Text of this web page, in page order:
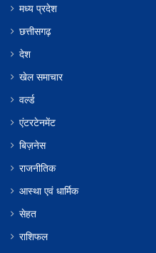
मध्य प्रदेश
छत्तीसगढ़
देश
खेल समाचार
वर्ल्ड
एंटरटेनमेंट
बिज़नेस
राजनीतिक
आस्था एवं धार्मिक
सेहत
राशिफल